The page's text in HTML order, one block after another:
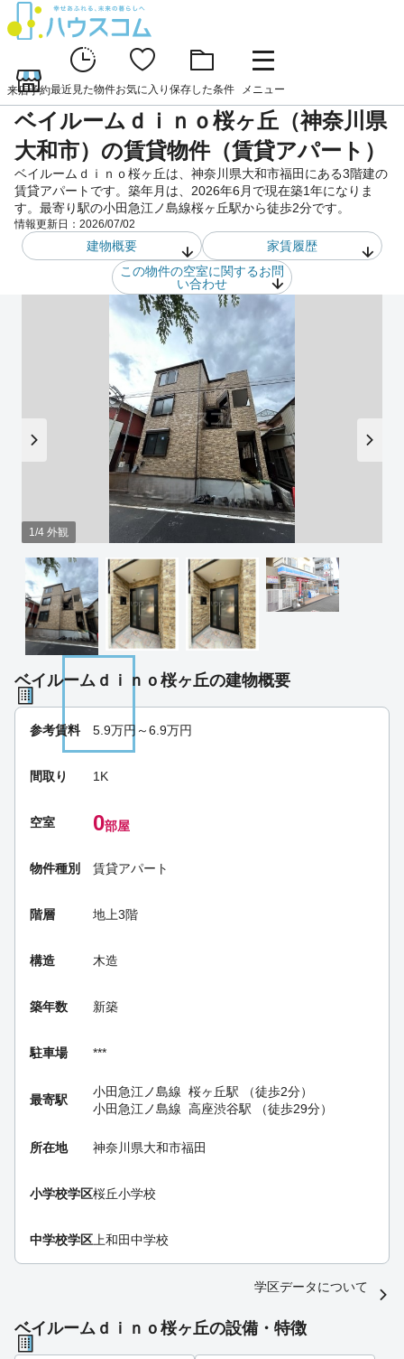
来店予約最近見た物件お気に入り 保存した条件 メニュー
ベイルームｄｉｎｏ桜ヶ丘（神奈川県
大和市）の賃貸物件（賃貸アパート）
ベイルームｄｉｎｏ桜ヶ丘は、神奈川県大和市福田にある3階建の
賃貸アパートです。築年月は、2026年6月で現在築1年になりま
す。最寄り駅の小田急江ノ島線桜ヶ丘駅から徒歩2分です。
情報更新日： 2026/07/02
建物概要
家賃履歴
この物件の空室に関するお問
い合わせ
1/4 外観
ベイルームｄｉｎｏ桜ヶ丘の建物概要
参考賃料 5.9万円～6.9万円
間取り 1K
空室 0部屋
物件種別 賃貸アパート
階層 地上3階
構造 木造
築年数 新築
駐車場 ***
最寄駅
小田急江ノ島線 桜ヶ丘駅 （徒歩2分）
小田急江ノ島線 高座渋谷駅 （徒歩29分）
所在地 神奈川県大和市福田
小学校学区桜丘小学校
中学校学区 上和田中学校
学区データについて
ベイルームｄｉｎｏ桜ヶ丘の設備・特徴